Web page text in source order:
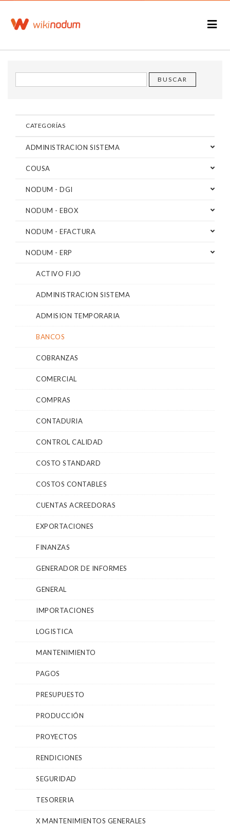
CATEGORÍAS
ADMINISTRACION SISTEMA
COUSA
NODUM - DGI
NODUM - EBOX
NODUM - EFACTURA
NODUM - ERP
ACTIVO FIJO
ADMINISTRACION SISTEMA
ADMISION TEMPORARIA
BANCOS
COBRANZAS
COMERCIAL
COMPRAS
CONTADURIA
CONTROL CALIDAD
COSTO STANDARD
COSTOS CONTABLES
CUENTAS ACREEDORAS
EXPORTACIONES
FINANZAS
GENERADOR DE INFORMES
GENERAL
IMPORTACIONES
LOGISTICA
MANTENIMIENTO
PAGOS
PRESUPUESTO
PRODUCCIÓN
PROYECTOS
RENDICIONES
SEGURIDAD
TESORERIA
X MANTENIMIENTOS GENERALES